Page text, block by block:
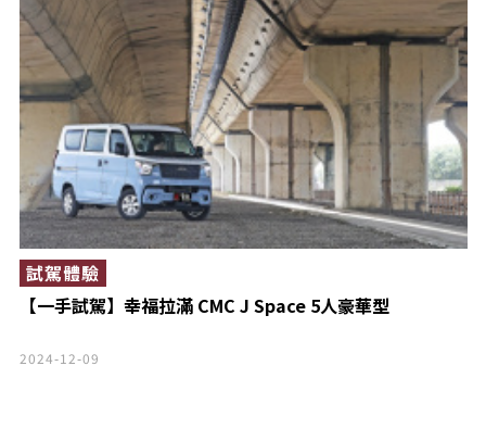
【一手試駕】幸福拉滿 CMC J Space 5人豪華型
試駕體驗
2024-12-09